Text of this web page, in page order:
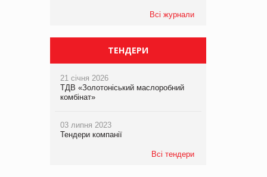
Всі журнали
ТЕНДЕРИ
21 січня 2026
ТДВ «Золотоніський маслоробний
комбінат»
03 липня 2023
Тендери компанії
Всі тендери